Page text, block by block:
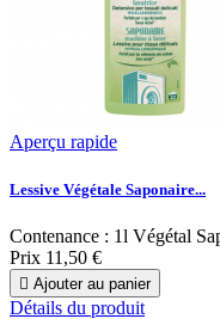
Aperçu rapide
Lessive Végétale Saponaire...
Contenance : 1l Végétal
Prix 11,50 €
 Ajouter au panier
Détails du produit